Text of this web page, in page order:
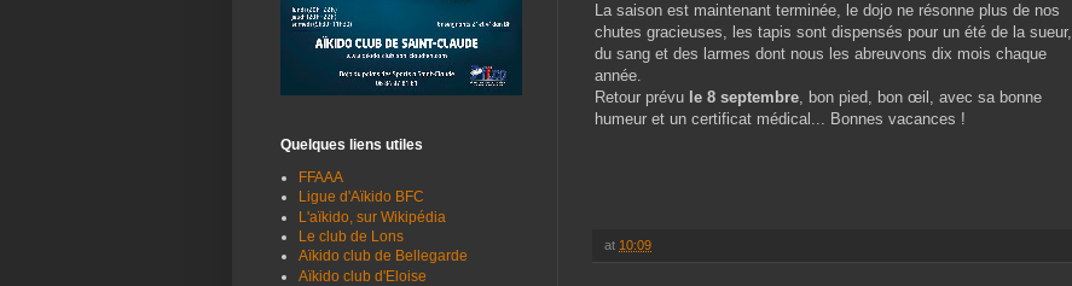
La saison est maintenant terminée, le dojo ne résonne plus de nos
chutes gracieuses, les tapis sont dispensés pour un été de la sueur,
du sang et des larmes dont nous les abreuvons dix mois chaque
année.
Retour prévu le 8 septembre, bon pied, bon œil, avec sa bonne
humeur et un certificat médical... Bonnes vacances !
at 10:09
Quelques liens utiles
FFAAA
Ligue d'Aïkido BFC
L'aïkido, sur Wikipédia
Le club de Lons
Aïkido club de Bellegarde
Aïkido club d'Eloise